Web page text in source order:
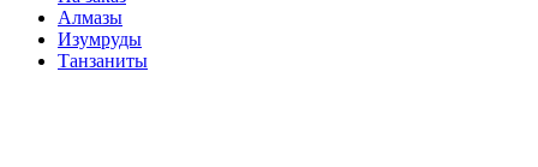
Алмазы
Изумруды
Танзаниты